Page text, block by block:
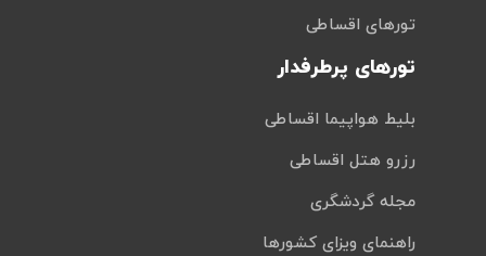
تورهای اقساطی
تورهای پرطرفدار
بلیط هواپیما اقساطی
رزرو هتل اقساطی
مجله گردشگری
راهنمای ویزای کشورها